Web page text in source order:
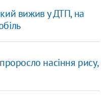
вижив у ДТП, на
насіння рису,